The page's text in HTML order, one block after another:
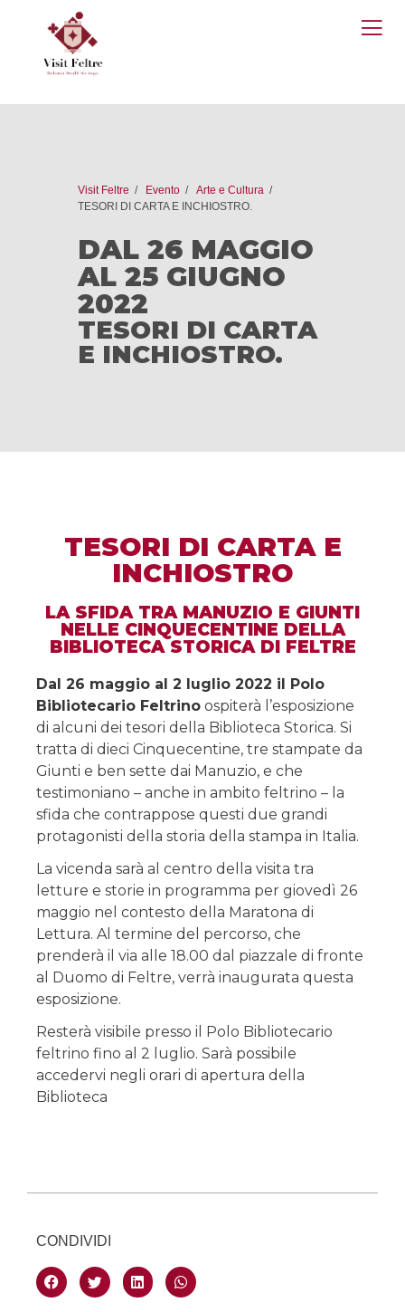
Visit Feltre Evento
Arte e Cultura
TESORI DI CARTA E INCHIOSTRO.
DAL 26 MAGGIO
AL 25 GIUGNO
2022
TESORI DI CARTA
E INCHIOSTRO.
TESORI DI CARTA E
INCHIOSTRO
LA SFIDA TRA MANUZIO E GIUNTI
NELLE CINQUECENTINE DELLA
BIBLIOTECA STORICA DI FELTRE
Dal 26 maggio al 2 luglio 2022 il Polo
Bibliotecario Feltrino ospiterà l’esposizione
di alcuni dei tesori della Biblioteca Storica. Si
tratta di dieci Cinquecentine, tre stampate da
Giunti e ben sette dai Manuzio, e che
testimoniano – anche in ambito feltrino – la
sfida che contrappose questi due grandi
protagonisti della storia della stampa in Italia.
La vicenda sarà al centro della visita tra
letture e storie in programma per giovedì 26
maggio nel contesto della Maratona di
Lettura. Al termine del percorso, che
prenderà il via alle 18.00 dal piazzale di fronte
al Duomo di Feltre, verrà inaugurata questa
esposizione.
Resterà visibile presso il Polo Bibliotecario
feltrino fino al 2 luglio. Sarà possibile
accedervi negli orari di apertura della
Biblioteca
CONDIVIDI